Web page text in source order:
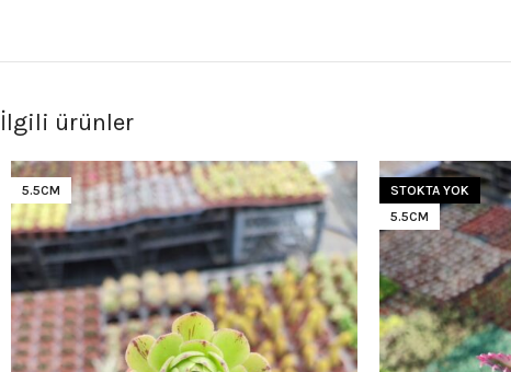
İlgili ürünler
5.5CM
STOKTA YOK
5.5CM